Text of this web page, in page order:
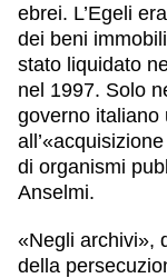
ebrei. L’Egeli
dei beni
stato liquidato
nel 1997. Solo
governo italiano
di organismi
Anselmi.
«Negli archivi»,
della